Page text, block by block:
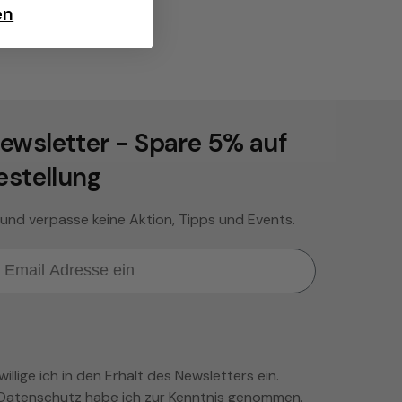
- Spare 5% auf
verpasse keine Aktion, Tipps und Events.
ich in den Erhalt des Newsletters ein.
habe ich zur Kenntnis genommen.